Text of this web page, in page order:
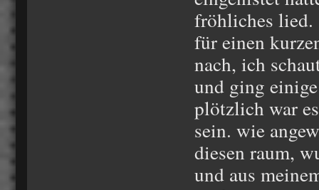
fröhliches lied.
für einen
nach, ich
und ging
plötzlich war
sein. wie
diesen raum,
und aus